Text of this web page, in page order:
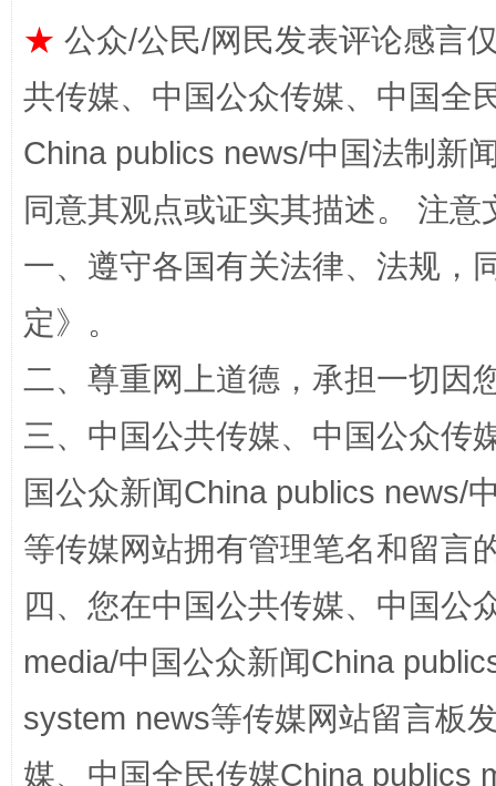
招工难、用工荒背后
网上购药对药下症？
★ 公众/公民/网民发表评论感言
共传媒、中国公众传媒、中国全
China publics news/中国法制新
同意其观点或证实其描述。 注
一、遵守各国有关法律、法规，
定》。
二、尊重网上道德，承担一切因
三、中国公共传媒、中国公众传
国公众新闻China publics news/
等传媒网站拥有管理笔名和留言
四、您在中国公共传媒、中国公
media/中国公众新闻China
system news等传媒网站留言板
媒、中国全民传媒China publics